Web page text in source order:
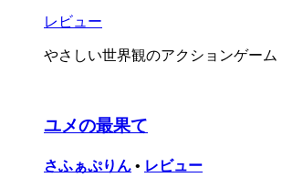
レビュー
やさしい世界観のアクションゲーム
ユメの最果て
さふぁぷりん • レビュー